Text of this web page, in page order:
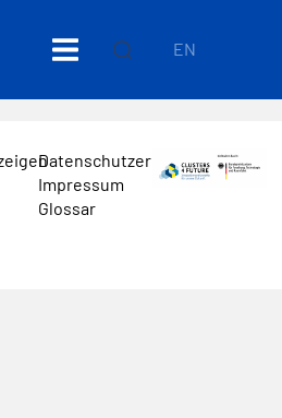
EN
Datenschutzerklärung
Impressum
Glossar